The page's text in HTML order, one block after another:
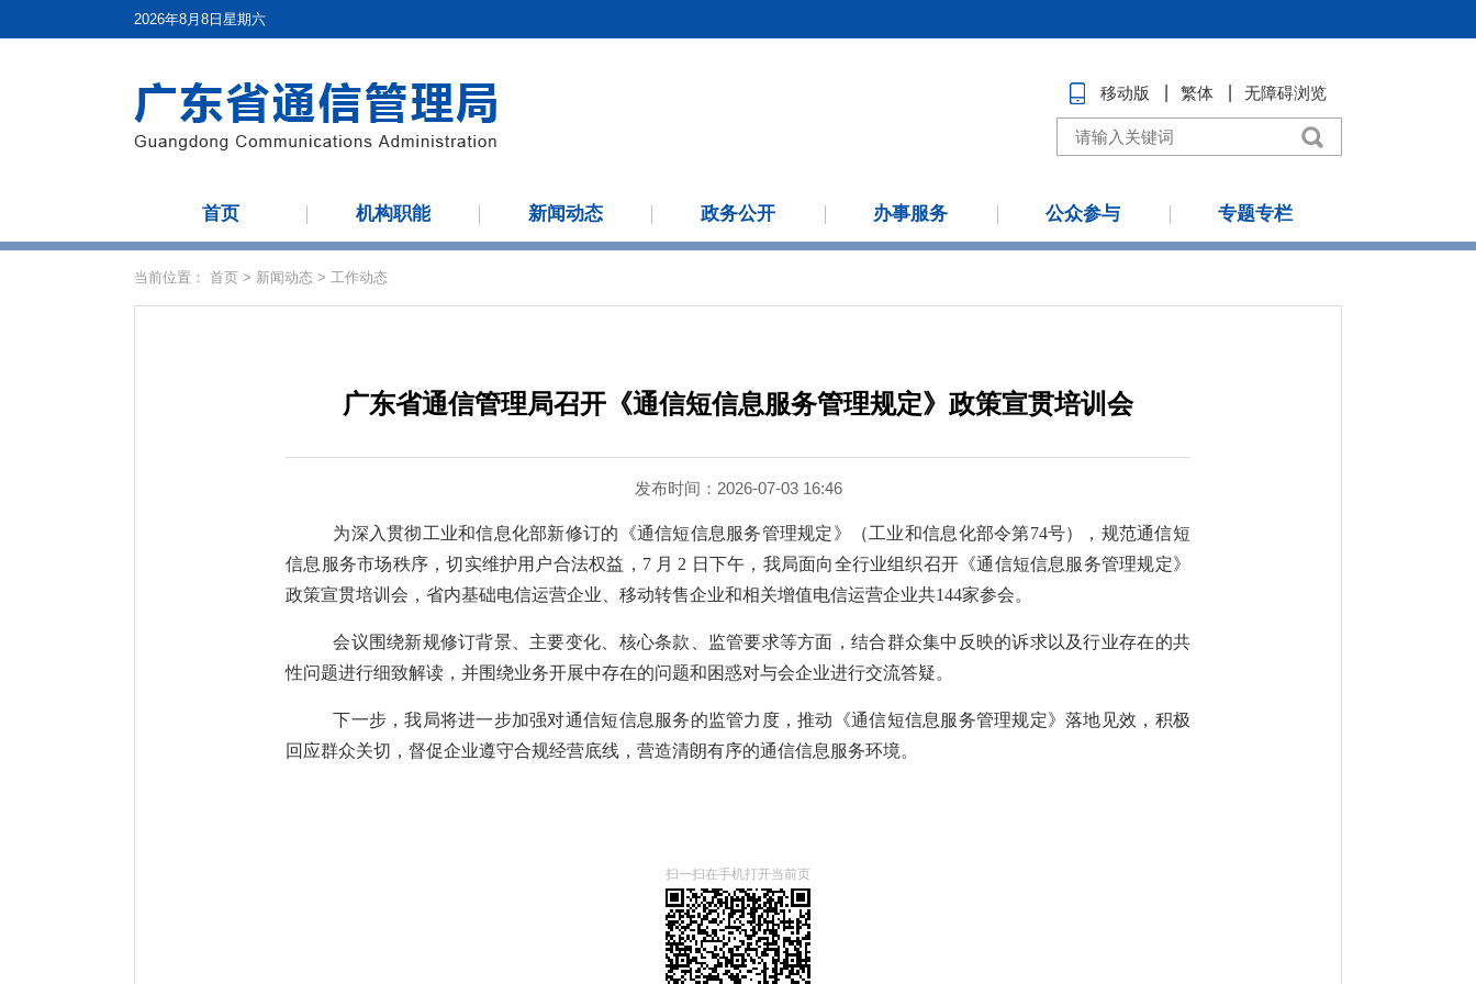
2026年8月8日星期六
移动版 繁体 无障碍浏览
首页 机构职能 新闻动态 政务公开 办事服务 公众参与 专题专栏
当前位置： 首页 > 新闻动态 > 工作动态
广东省通信管理局召开《通信短信息服务管理规定》政策宣贯培训会
发布时间：2026-07-03 16:46
为深入贯彻工业和信息化部新修订的《通信短信息服务管理规定》（工业和信息化部令第74号），规范通信短
信息服务市场秩序，切实维护用户合法权益， 7 月 2 日下午，我局面向全行业组织召开《通信短信息服务管理规定》
政策宣贯培训会，省内基础电信运营企业 、移动转售企业和相关增值电信运营企业共144家参会。
会议围绕新规修订背景、 主要变化、核心条款
监管要求等方面，结合群众集中反映的诉求以及行业存在的共
性问题进行细致解读，并围绕业务开展中存在的问题和困惑对与会企业进行交流答疑。
下一步，我局将进一步加强对通信短信息服务的监管力度，推动 《通信短信息服务管理规定》落地见效，积极
回应群众关切，督促企业遵守合规经营底线，营造清朗有序的通信信息服务环境。
扫一扫在手机打开当前页